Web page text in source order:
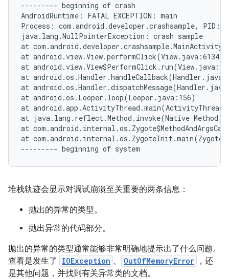
--------- beginning of crash
AndroidRuntime: FATAL EXCEPTION: main
Process: com.android.developer.crashsample, PID:
java.lang.NullPointerException: crash sample
at
at android.view.View.performClick(View.java:6134)
at
at
at
at android.os.Looper.loop(Looper.java:156)
at
at java.lang.reflect.Method.invoke(Native Method)
at
at
堆栈轨迹会显示对调试崩溃至关重要的两条信息：
抛出的异常的类型。
抛出异常的代码部分。
抛出的异常的类型通常能够非常明确地提示出了什么问题。
查看是发生了
IOException 、 OutOfMemoryError
，还
是其他问题，并找到有关异常类的文档。